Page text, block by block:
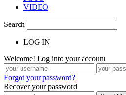
VIDEO
Search
LOG IN
Welcome! Log into your account
Forgot your password?
Recover your password